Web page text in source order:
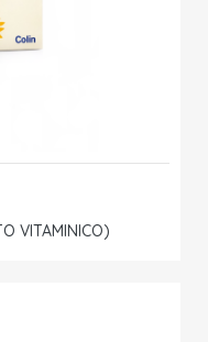
VITAMINICO)